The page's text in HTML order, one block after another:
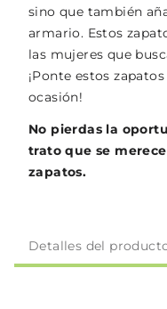
sino que también
armario. Estos
las mujeres que
¡Ponte estos
ocasión!
No pierdas la
trato que se
zapatos.
Detalles del